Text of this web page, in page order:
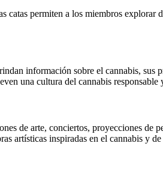
catas permiten a los miembros explorar
información sobre el cannabis, sus
una cultura del cannabis responsable
de arte, conciertos, proyecciones de
artísticas inspiradas en el cannabis y